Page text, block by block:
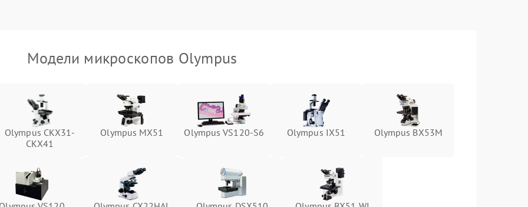
Модели микроскопов Olympus
Olympus CKX31-
CKX41
Olympus MX51 Olympus VS120-S6 Olympus IX51 Olympus BX53M